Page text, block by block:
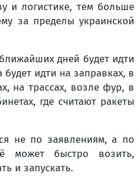
и логистике, тем больше
за пределы украинской
дней будет идти
идти на заправках, в
на трассах, возле фур, в
где считают ракеты
не по заявлениям, а по
может быстро возить,
и запускать.